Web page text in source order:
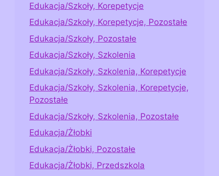
Edukacja/Szkoły, Korepetycje
Edukacja/Szkoły, Korepetycje, Pozostałe
Edukacja/Szkoły, Pozostałe
Edukacja/Szkoły, Szkolenia
Edukacja/Szkoły, Szkolenia, Korepetycje
Edukacja/Szkoły, Szkolenia, Korepetycje,
Pozostałe
Edukacja/Szkoły, Szkolenia, Pozostałe
Edukacja/Żłobki
Edukacja/Żłobki, Pozostałe
Edukacja/Żłobki, Przedszkola